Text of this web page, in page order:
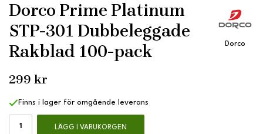
Dorco Prime Platinum
STP-301 Dubbeleggade
Rakblad 100-pack
Dorco
299 kr
Finns i lager för omgående leverans
LÄGG I VARUKORGEN